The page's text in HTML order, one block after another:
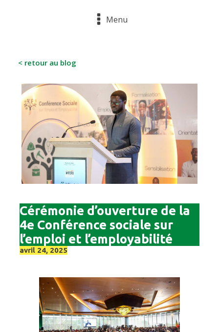
Menu
< retour au blog
Cérémonie d’ouverture de la
4e Conférence sociale sur
l’emploi et l’employabilité
avril 24, 2025